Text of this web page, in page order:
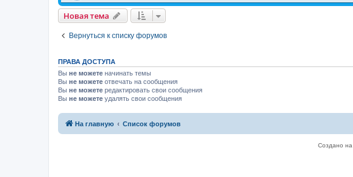
Новая тема
Вернуться к списку форумов
ПРАВА ДОСТУПА
Вы не можете начинать темы
Вы не можете отвечать на сообщения
Вы не можете редактировать свои сообщения
Вы не можете удалять свои сообщения
На главную Список форумов
Создано на